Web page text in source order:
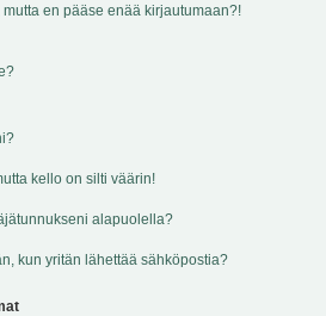
en pääse enää kirjautumaan?!
kello on silti väärin!
alapuolella?
kun yritän lähettää sähköpostia?